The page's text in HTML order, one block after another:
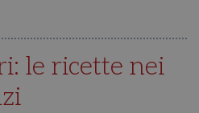
le ricette nei